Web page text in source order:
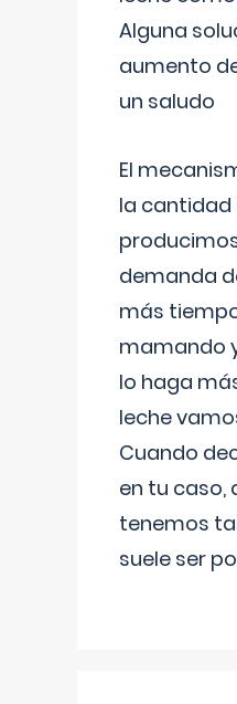
Alguna
aumento
un saludo
El
la cantidad
demanda
más
mamando
lo haga
leche
Cuando
en tu caso,
tenemos
suele ser